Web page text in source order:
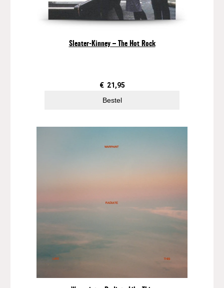
Sleater-Kinney – The Hot Rock
€ 21,95
Bestel